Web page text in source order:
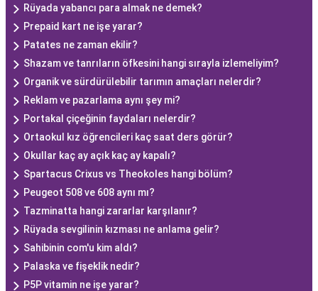
Rüyada yabancı para almak ne demek?
Prepaid kart ne işe yarar?
Patates ne zaman ekilir?
Shazam ve tanrıların öfkesini hangi sırayla izlemeliyim?
Organik ve sürdürülebilir tarımın amaçları nelerdir?
Reklam ve pazarlama aynı şey mi?
Portakal çiçeğinin faydaları nelerdir?
Ortaokul kız öğrencileri kaç saat ders görür?
Okullar kaç ay açık kaç ay kapalı?
Spartacus Crixus vs Theokoles hangi bölüm?
Peugeot 508 ve 608 aynı mı?
Tazminatta hangi zararlar karşılanır?
Rüyada sevgilinin kızması ne anlama gelir?
Sahibinin com'u kim aldı?
Palaska ve fişeklik nedir?
P5P vitamin ne işe yarar?